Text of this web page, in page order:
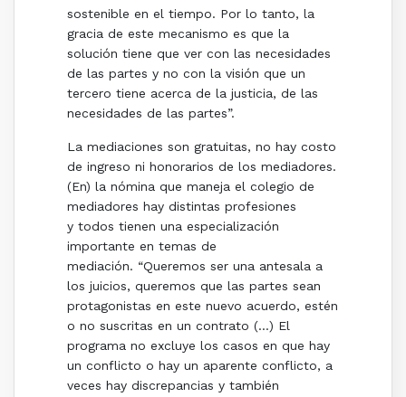
sostenible en el tiempo. Por lo tanto, la
gracia de este mecanismo es que la
solución tiene que ver con las necesidades
de las partes y no con la visión que un
tercero tiene acerca de la justicia, de las
necesidades de las partes”.
La mediaciones son gratuitas, no hay costo
de ingreso ni honorarios de los mediadores.
(En) la nómina que maneja el colegio de
mediadores hay distintas profesiones
y todos tienen una especialización
importante en temas de
mediación. “Queremos ser una antesala a
los juicios, queremos que las partes sean
protagonistas en este nuevo acuerdo, estén
o no suscritas en un contrato (…) El
programa no excluye los casos en que hay
un conflicto o hay un aparente conflicto, a
veces hay discrepancias y también